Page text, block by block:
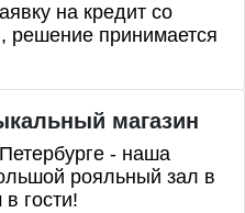
на кредит со
решение принимается
магазин
- наша
рояльный зал в
гости!